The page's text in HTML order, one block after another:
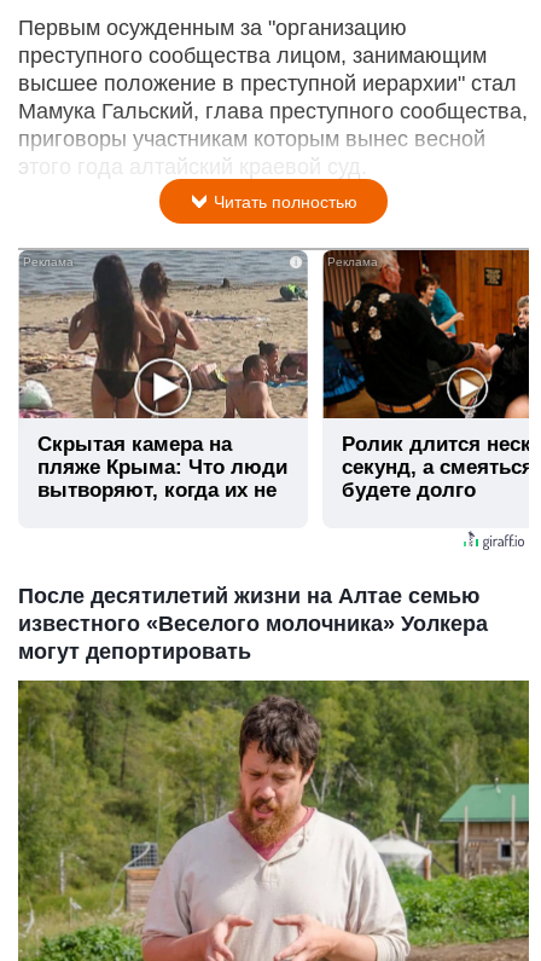
Первым осужденным за "организацию
преступного сообщества лицом, занимающим
высшее положение в преступной иерархии" стал
Мамука Гальский, глава преступного сообщества,
приговоры участникам которым вынес весной
этого года алтайский краевой суд.
Читать полностью
i
Скрытая камера на
пляже Крыма: Что люди
вытворяют, когда их не
Ролик длится
секунд, а
будете долго
После десятилетий жизни на Алтае семью
известного «Веселого молочника» Уолкера
могут депортировать